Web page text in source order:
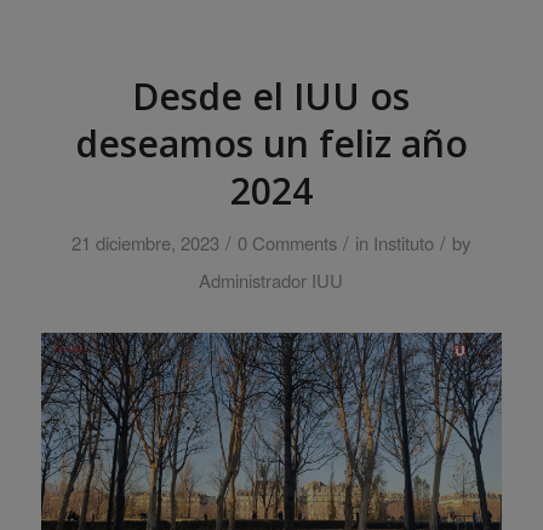
Desde el IUU os
deseamos un feliz año
2024
21 diciembre, 2023 / 0 Comments / in Instituto / by
Administrador IUU